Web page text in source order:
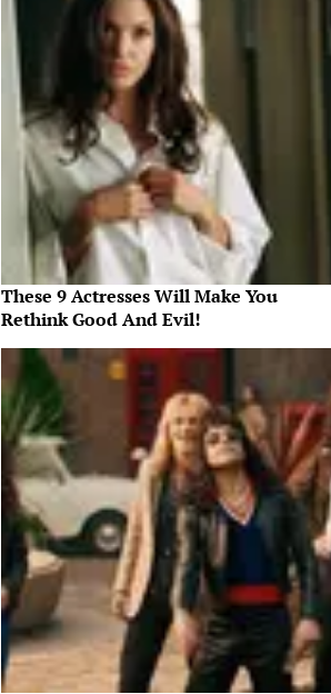
These 9 Actresses Will Make You
Rethink Good And Evil!